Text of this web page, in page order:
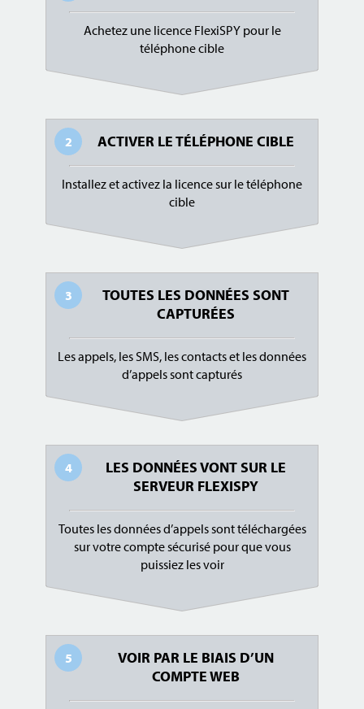
Achetez une licence FlexiSPY pour le
téléphone cible
2 ACTIVER LE TÉLÉPHONE CIBLE
Installez et activez la licence sur le téléphone
cible
3
TOUTES LES DONNÉES SONT
CAPTURÉES
Les appels, les SMS, les contacts et les données
d’appels sont capturés
4
LES DONNÉES VONT SUR LE
SERVEUR FLEXISPY
Toutes les données d’appels sont téléchargées
sur votre compte sécurisé pour que vous
puissiez les voir
5
VOIR PAR LE BIAIS D’UN
COMPTE WEB